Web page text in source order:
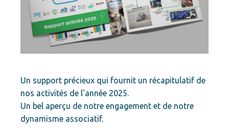
Un support précieux qui fournit un récapitulatif de
nos activités de l'année 2025.
Un bel aperçu de notre engagement et de notre
dynamisme associatif.